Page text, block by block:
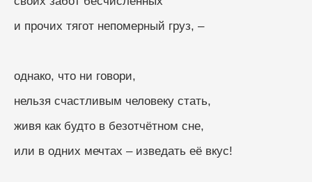
и прочих тягот непомерный груз, –
однако, что ни говори,
нельзя счастливым человеку стать,
живя как будто в безотчётном сне,
или в одних мечтах – изведать её вкус!